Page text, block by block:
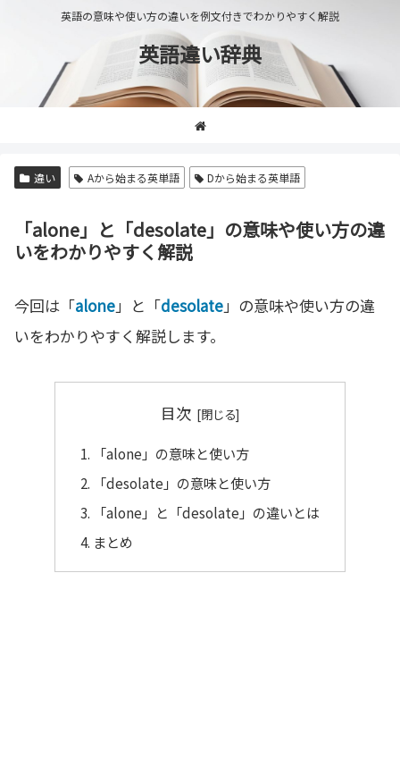
英語の意味や使い方の違いを例文付きでわかりやすく解説
英語違い辞典
違い Aから始まる英単語 Dから始まる英単語
「alone」と「desolate」の意味や使い方の違
いをわかりやすく解説
今回は「alone」と「desolate」の意味や使い方の違
いをわかりやすく解説します。
目次
「alone」の意味と使い方
「desolate」の意味と使い方
「alone」と「desolate」の違いとは
まとめ